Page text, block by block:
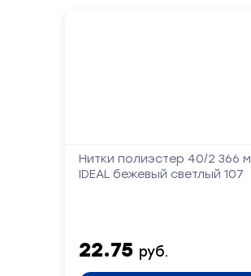
Нитки полиэстер 40/2 366 м
IDEAL бежевый светлый 107
22.75 руб.